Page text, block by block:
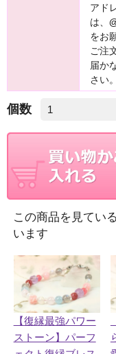
アド
は、
をお
ご注
届か
さい。
個数
この商品を見てい
います
【復縁最強パワー
ストーン】パーフ